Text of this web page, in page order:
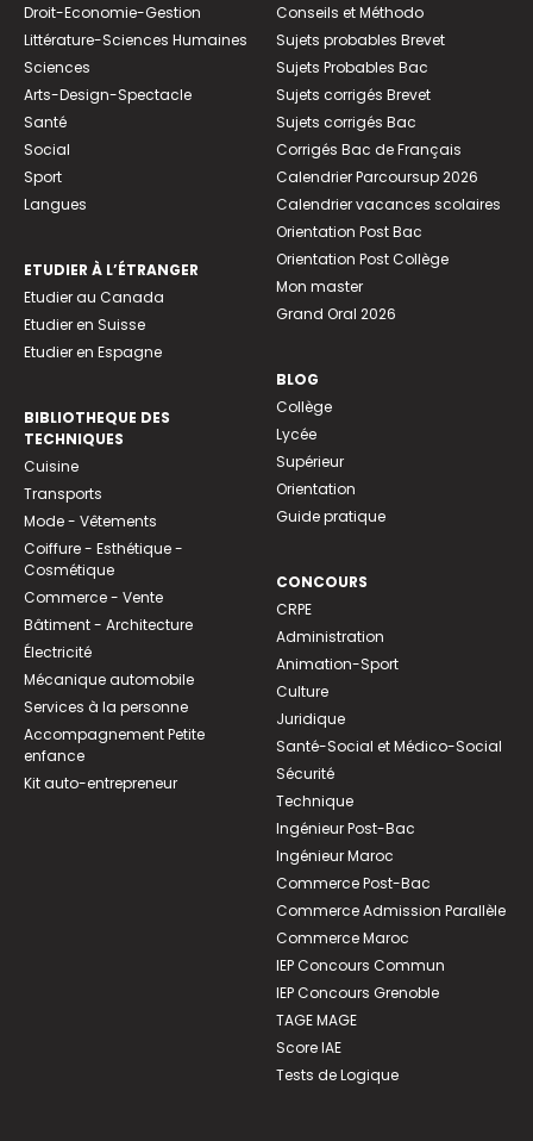
Droit-Economie-Gestion
Littérature-Sciences Humaines
Sciences
Arts-Design-Spectacle
Santé
Social
Sport
Langues
ETUDIER À L’ÉTRANGER
Etudier au Canada
Etudier en Suisse
Etudier en Espagne
BIBLIOTHEQUE DES
TECHNIQUES
Cuisine
Transports
Mode - Vêtements
Coiffure - Esthétique -
Cosmétique
Commerce - Vente
Bâtiment - Architecture
Électricité
Mécanique automobile
Services à la personne
Accompagnement Petite
enfance
Kit auto-entrepreneur
Conseils et Méthodo
Sujets probables Brevet
Sujets Probables Bac
Sujets corrigés Brevet
Sujets corrigés Bac
Corrigés Bac de Français
Calendrier Parcoursup 2026
Calendrier vacances scolaires
Orientation Post Bac
Orientation Post Collège
Mon master
Grand Oral 2026
BLOG
Collège
Lycée
Supérieur
Orientation
Guide pratique
CONCOURS
CRPE
Administration
Animation-Sport
Culture
Juridique
Santé-Social et Médico-Social
Sécurité
Technique
Ingénieur Post-Bac
Ingénieur Maroc
Commerce Post-Bac
Commerce Admission Parallèle
Commerce Maroc
IEP Concours Commun
IEP Concours Grenoble
TAGE MAGE
Score IAE
Tests de Logique